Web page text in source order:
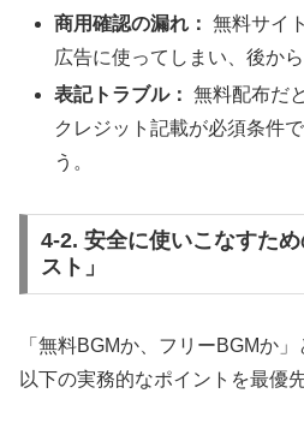
商用確認の漏れ： 無料サイ
広告に使ってしまい、後か
表記トラブル： 無料配布だ
クレジット記載が必須条件
う。
4-2. 安全に使いこなすた
スト」
「無料BGMか、フリーBGMか
以下の実務的なポイントを最優